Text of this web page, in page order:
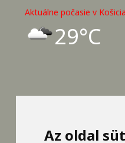
Az oldal
Aktuálne počasie v
29°C